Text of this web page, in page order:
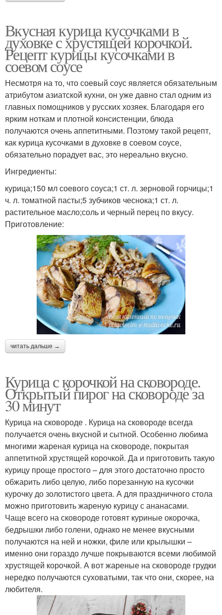
Вкусная курица кусочками в
духовке с хрустящей корочкой.
Рецепт курицы кусочками в
соевом соусе
Несмотря на то, что соевый соус является обязательным
атрибутом азиатской кухни, он уже давно стал одним из
главных помощников у русских хозяек. Благодаря его
ярким ноткам и плотной консистенции, блюда
получаются очень аппетитными. Поэтому такой рецепт,
как курица кусочками в духовке в соевом соусе,
обязательно порадует вас, это нереально вкусно.
Ингредиенты:
курица;150 мл соевого соуса;1 ст. л. зерновой горчицы;1
ч. л. томатной пасты;5 зубчиков чеснока;1 ст. л.
растительное масло;соль и черный перец по вкусу.
Приготовление:
читать дальше →
Курица с корочкой на сковороде.
Открытый пирог на сковороде за
30 минут
Курица на сковороде . Курица на сковороде всегда
получается очень вкусной и сытной. Особенно любима
многими жареная курица на сковороде, покрытая
аппетитной хрустящей корочкой. Да и приготовить такую
курицу проще простого – для этого достаточно просто
обжарить либо целую, либо порезанную на кусочки
курочку до золотистого цвета. А для праздничного стола
можно приготовить жареную курицу с ананасами.
Чаще всего на сковороде готовят куриные окорочка,
бедрышки либо голени, однако не менее вкусными
получаются на ней и ножки, филе или крылышки –
именно они гораздо лучше покрываются всеми любимой
хрустящей корочкой. А вот жареные на сковороде грудки
нередко получаются суховатыми, так что они, скорее, на
любителя.